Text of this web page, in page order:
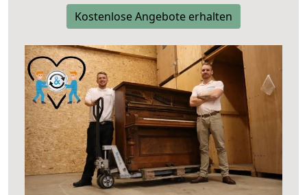
Kostenlose Angebote erhalten